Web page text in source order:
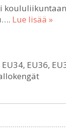
Lue lisää »
EU36,